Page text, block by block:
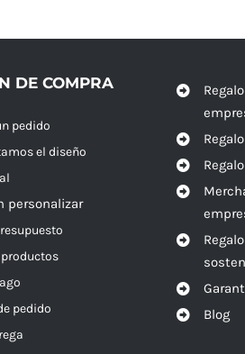
DE COMPRA
pedido
el diseño
personalizar
pedido
Blog